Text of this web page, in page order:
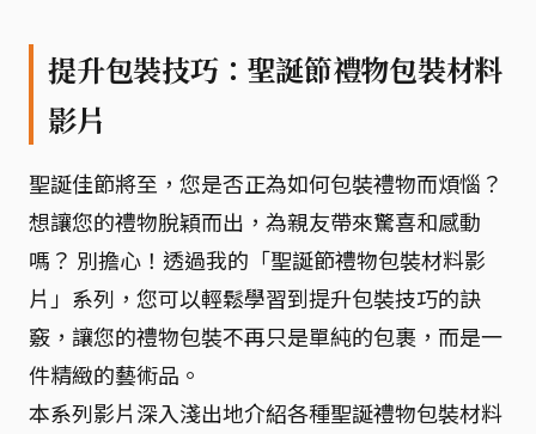
提升包裝技巧：聖誕節禮物包裝材料
影片
聖誕佳節將至，您是否正為如何包裝禮物而煩惱？
想讓您的禮物脫穎而出，為親友帶來驚喜和感動
嗎？ 別擔心！透過我的「聖誕節禮物包裝材料影
片」系列，您可以輕鬆學習到提升包裝技巧的訣
竅，讓您的禮物包裝不再只是單純的包裹，而是一
件精緻的藝術品。
本系列影片深入淺出地介紹各種聖誕禮物包裝材料